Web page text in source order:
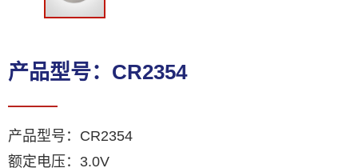
产品型号：CR2354
产品型号：CR2354
额定电压：3.0V